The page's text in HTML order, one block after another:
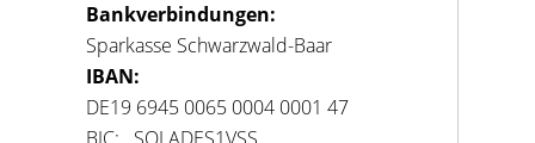
Bankverbindungen:
Sparkasse Schwarzwald-Baar
IBAN:
DE19 6945 0065 0004 0001 47